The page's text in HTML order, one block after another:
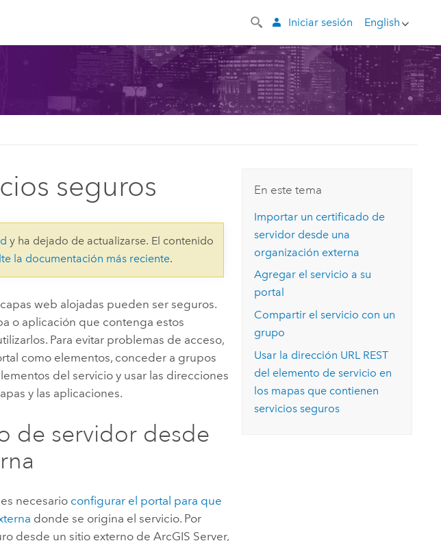
English
Iniciar sesión
seguros
y ha dejado de actualizarse. El contenido
la documentación más reciente.
web alojadas pueden ser seguros.
o aplicación que contenga estos
Para evitar problemas de acceso,
como elementos, conceder a grupos
del servicio y usar las direcciones
y las aplicaciones.
de servidor desde
necesario configurar el portal para que
donde se origina el servicio. Por
desde un sitio externo de ArcGIS Server,
En este tema
Importar un certificado de
servidor desde una
organización externa
Agregar el servicio a su
portal
Compartir el servicio con un
grupo
Usar la dirección URL REST
del elemento de servicio en
los mapas que contienen
servicios seguros